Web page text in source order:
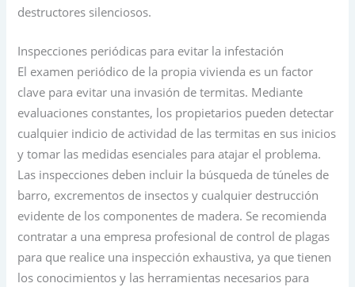
destructores silenciosos.
Inspecciones periódicas para evitar la infestación
El examen periódico de la propia vivienda es un factor
clave para evitar una invasión de termitas. Mediante
evaluaciones constantes, los propietarios pueden detectar
cualquier indicio de actividad de las termitas en sus inicios
y tomar las medidas esenciales para atajar el problema.
Las inspecciones deben incluir la búsqueda de túneles de
barro, excrementos de insectos y cualquier destrucción
evidente de los componentes de madera. Se recomienda
contratar a una empresa profesional de control de plagas
para que realice una inspección exhaustiva, ya que tienen
los conocimientos y las herramientas necesarios para